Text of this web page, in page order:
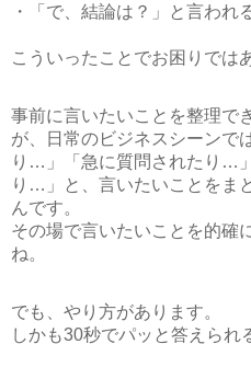
・「で、結論は？」と言われ
こういったことでお困りでは
事前に言いたいことを整理で
が、日常のビジネスシーンで
り…」「急に質問されたり…
り…」と、言いたいことをま
んです。
その場で言いたいことを的確
ね。
でも、やり方があります。
しかも30秒でパッと答えられ